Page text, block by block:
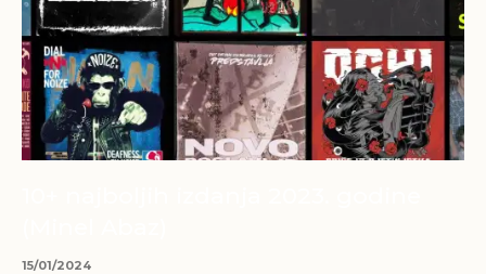
15/01/2024